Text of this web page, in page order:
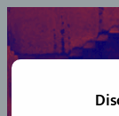
Skip
to
content